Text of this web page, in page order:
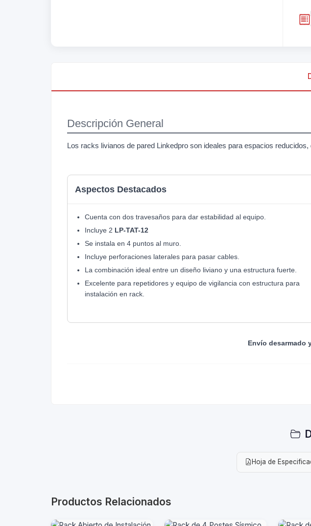
Descripción General
Los racks livianos de pared Linkedpro son ideales para espacios
Aspectos Destacados
Cuenta con dos travesaños para dar estabilidad al equipo.
Incluye 2 LP-TAT-12
Se instala en 4 puntos al muro.
Incluye perforaciones laterales para pasar cables.
La combinación ideal entre un diseño liviano y una estructura fuerte.
Excelente para repetidores y equipo de vigilancia con estructura para
instalación en rack.
Envío desarmado
Hoja de
Productos Relacionados